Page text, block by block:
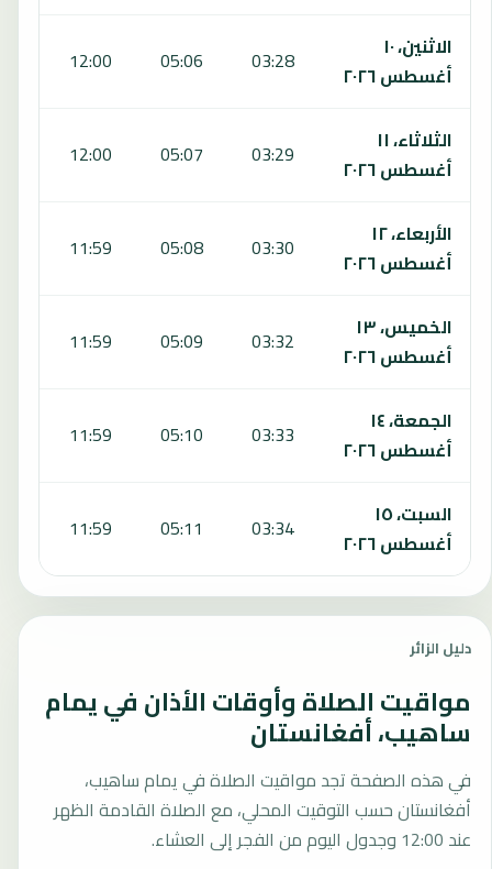
الاثنين، ١٠
أغسطس ٢٠٢٦
03:28
05:06
12:00
الثلاثاء، ١١
أغسطس ٢٠٢٦
03:29
05:07
12:00
الأربعاء، ١٢
أغسطس ٢٠٢٦
03:30
05:08
11:59
الخميس، ١٣
أغسطس ٢٠٢٦
03:32
05:09
11:59
الجمعة، ١٤
أغسطس ٢٠٢٦
03:33
05:10
11:59
السبت، ١٥
أغسطس ٢٠٢٦
03:34
05:11
11:59
دليل الزائر
مواقيت الصلاة وأوقات الأذان في يمام
ساهيب، أفغانستان
في هذه الصفحة تجد مواقيت الصلاة في يمام ساهيب،
أفغانستان حسب التوقيت المحلي، مع الصلاة القادمة الظهر
عند 12:00 وجدول اليوم من الفجر إلى العشاء.